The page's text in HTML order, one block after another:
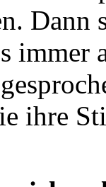
Dann
immer
ihre